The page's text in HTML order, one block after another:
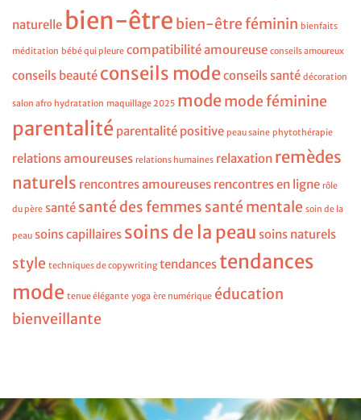
naturelle bien-être bien-être féminin bienfaits
méditation bébé qui pleure compatibilité amoureuse conseils amoureux
conseils beauté conseils modeconseils santé décoration
salon afro hydratation maquillage 2025 modemode féminine
parentalité parentalité positive peau saine phytothérapie
relations amoureuses relations humaines relaxation remèdes
naturels rencontres amoureuses rencontres en ligne rôle
du père santé santé des femmes santé mentale soin de la
peau soins capillaires soins de la peau soins naturels
style techniques de copywriting tendances tendances
mode tenue élégante yoga ère numérique éducation
bienveillante